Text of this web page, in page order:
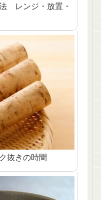
レンジ・放置・
抜きの時間